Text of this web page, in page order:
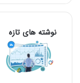
نوشته های تازه